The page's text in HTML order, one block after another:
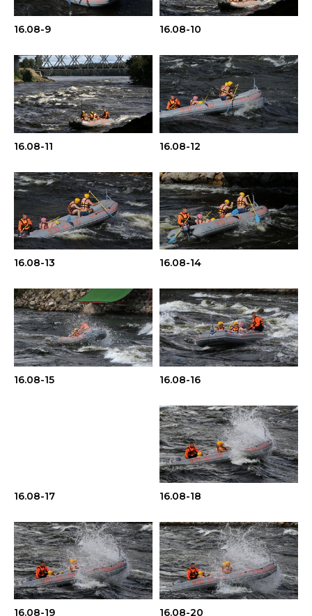
16.08-9 16.08-10
16.08-11 16.08-12
16.08-13 16.08-14
16.08-15 16.08-16
16.08-17 16.08-18
16.08-19 16.08-20